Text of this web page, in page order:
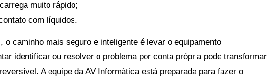
muito rápido;
com líquidos.
o caminho mais seguro e inteligente é levar o equipamento
identificar ou resolver o problema por conta própria pode transformar
A equipe da AV Informática está preparada para fazer o